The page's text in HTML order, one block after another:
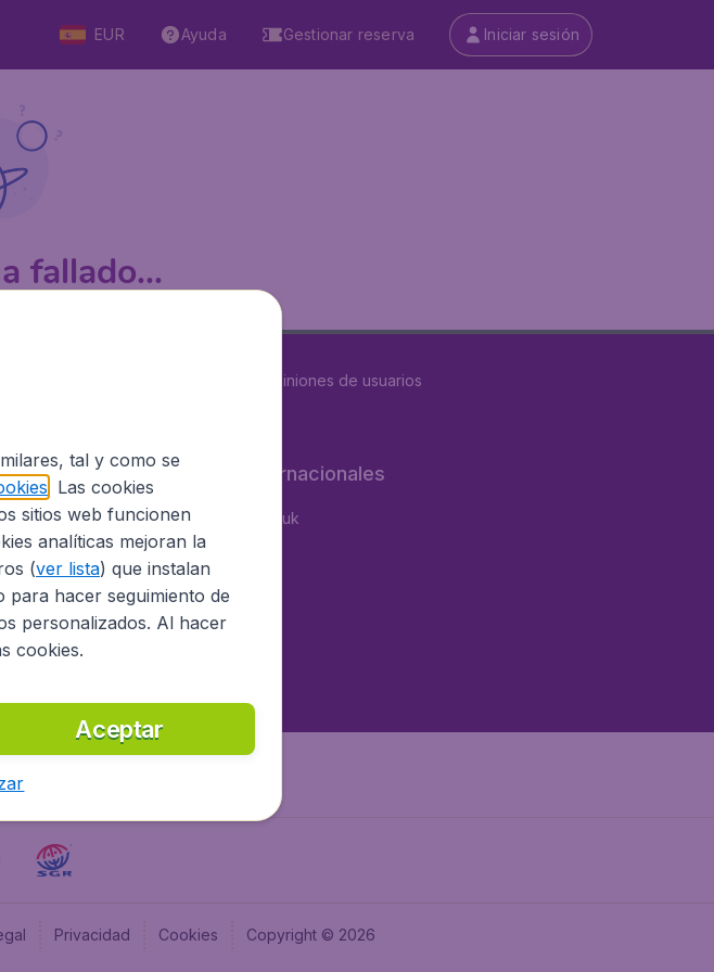
EUR Ayuda Gestionar reserva Iniciar sesión
fallado...
opiniones de usuarios
Sitios internacionales
BudgetAir.co.uk
Flugladen.de
BudgetAir.fr
Privacidad Cookies Copyright © 2026
tal y como se
. Las cookies
sitios web funcionen
analíticas mejoran la
(ver lista) que instalan
hacer seguimiento de
personalizados. Al hacer
cookies.
Aceptar